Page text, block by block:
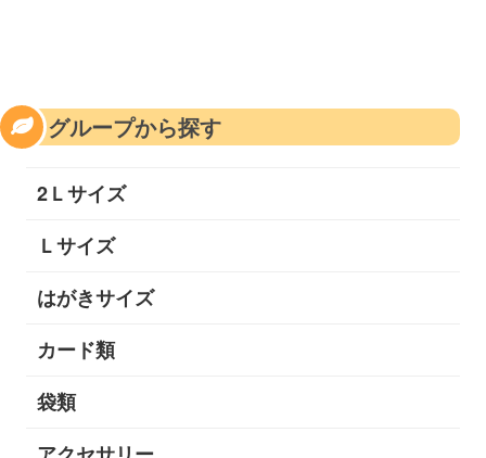
グループから探す
2Ｌサイズ
Ｌサイズ
はがきサイズ
カード類
袋類